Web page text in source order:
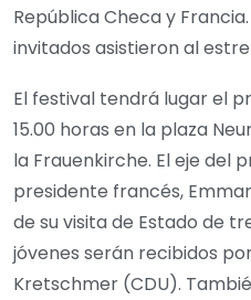
República Checa y
invitados asistieron al
El festival tendrá lugar el
15.00 horas en la plaza
la Frauenkirche. El eje del
presidente francés,
de su visita de Estado de
jóvenes serán recibidos
Kretschmer (CDU).